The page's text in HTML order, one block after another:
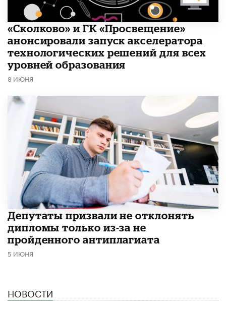
«Сколково» и ГК «Просвещение»
анонсировали запуск акселератора
технологических решений для всех
уровней образования
8 ИЮНЯ
Депутаты призвали не отклонять
дипломы только из-за не
пройденного антиплагиата
5 ИЮНЯ
НОВОСТИ